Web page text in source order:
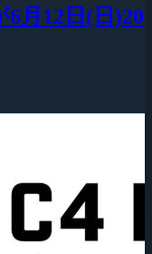
月12日(日)20